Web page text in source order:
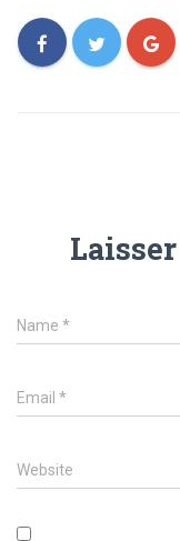
Name *
Email *
Website